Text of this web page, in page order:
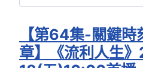
【第64集-關鍵
章】《流利人生